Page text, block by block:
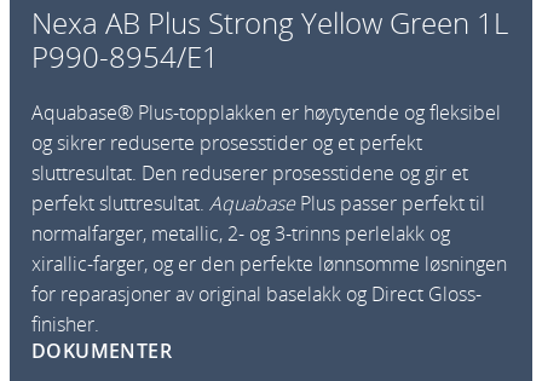
Nexa AB Plus Strong Yellow Green 1L
P990-8954/E1
Aquabase® Plus-topplakken er høytytende og fleksibel
og sikrer reduserte prosesstider og et perfekt
sluttresultat. Den reduserer prosesstidene og gir et
perfekt sluttresultat. AquabasePlus passer perfekt til
normalfarger, metallic, 2- og 3-trinns perlelakk og
xirallic-farger, og er den perfekte lønnsomme løsningen
for reparasjoner av original baselakk og Direct Gloss-
finisher.
DOKUMENTER